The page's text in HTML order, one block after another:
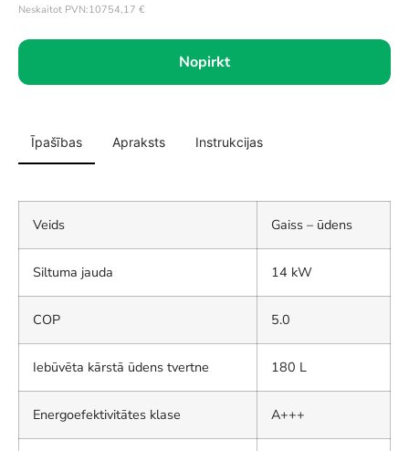
Neskaitot PVN:10754,17 €
Nopirkt
Īpašības Apraksts Instrukcijas
Veids Gaiss – ūdens
Siltuma jauda 14 kW
COP 5.0
Iebūvēta kārstā ūdens tvertne 180 L
Energoefektivitātes klase A+++